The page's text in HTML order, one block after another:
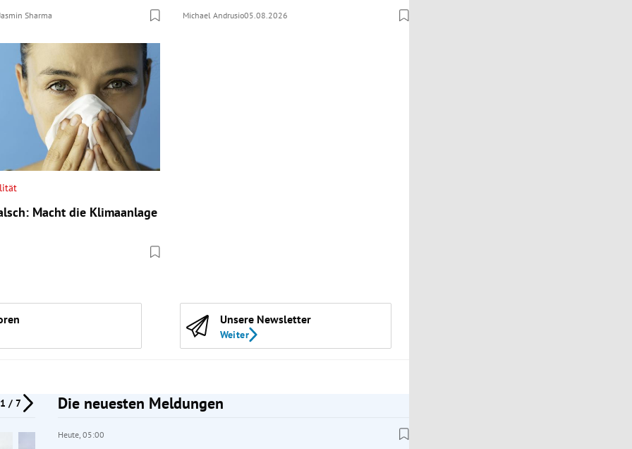
Sharma Michael Andrusio05.08.2026
Macht die Klimaanlage
Unsere Newsletter
Weiter
1 / 7 Die neuesten Meldungen
Heute, 05:00